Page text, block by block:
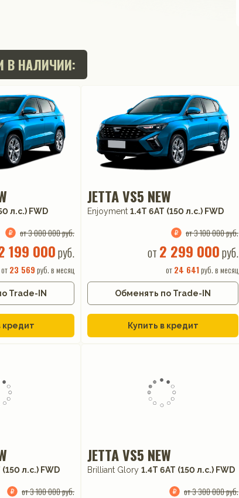
В НАЛИЧИИ:
л.с.) FWD
от 3 000 000 руб.
199 000руб.
от23 569 руб. в месяц
Trade-IN
кредит
JETTA VS5 NEW
Enjoyment 1.4T 6AT (150 л.с.) FWD
от 3 100 000 руб.
от 2 299 000руб.
от24 641 руб. в месяц
Обменять по Trade-IN
Купить в кредит
(150 л.с.) FWD
от 3 100 000 руб.
JETTA VS5 NEW
Brilliant Glory 1.4T 6AT (150 л.с.) FWD
от 3 300 000 руб.